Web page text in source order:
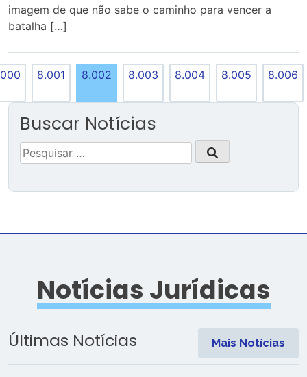
imagem de que não sabe o caminho para vencer a
batalha […]
8.001 8.002 8.003 8.004 8.005 8.006
Buscar Notícias
Pesquisar
por:
Notícias Jurídicas
Últimas Notícias Mais Notícias